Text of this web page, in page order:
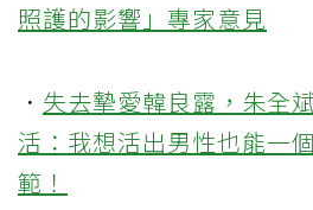
照護的影響」專家意見
． 失去摯愛韓良露，朱全
活：我想活出男性也能一
範！